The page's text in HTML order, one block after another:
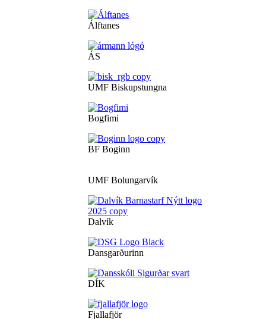
Álftanes
ÁS
UMF Biskupstungna
Bogfimi
BF Boginn
UMF Bolungarvík
Dalvík
Dansgarðurinn
DÍK
Fjallafjör